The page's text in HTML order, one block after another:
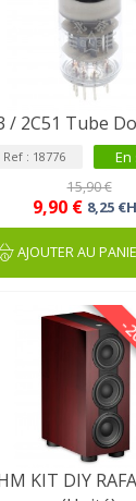
/ 2C51 Tube
Ref : 18776 En
9,90 € 8,25
15,90 €
AJOUTER AU
-
KIT DIY